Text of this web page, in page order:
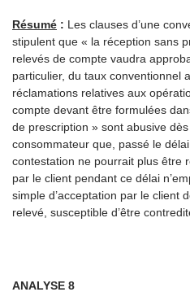
Résumé : Les clauses d’une
stipulent que « la réception sans
relevés de compte vaudra
particulier, du taux conventionnel
réclamations relatives aux
compte devant être formulées
de prescription » sont abusive
consommateur que, passé le
contestation ne pourrait plus être
par le client pendant ce délai
simple d’acceptation par le client
relevé, susceptible d’être
ANALYSE 8